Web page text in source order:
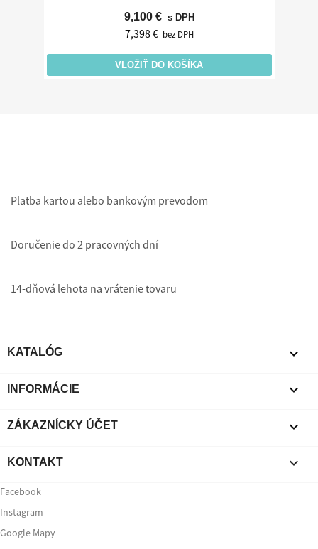
9,100 € s DPH
7,398 € bez DPH
VLOŽIŤ DO KOŠÍKA
Platba kartou alebo bankovým prevodom
Doručenie do 2 pracovných dní
14-dňová lehota na vrátenie tovaru
KATALÓG 
INFORMÁCIE 
ZÁKAZNÍCKY ÚČET 
KONTAKT 
Facebook
Instagram
Google Mapy